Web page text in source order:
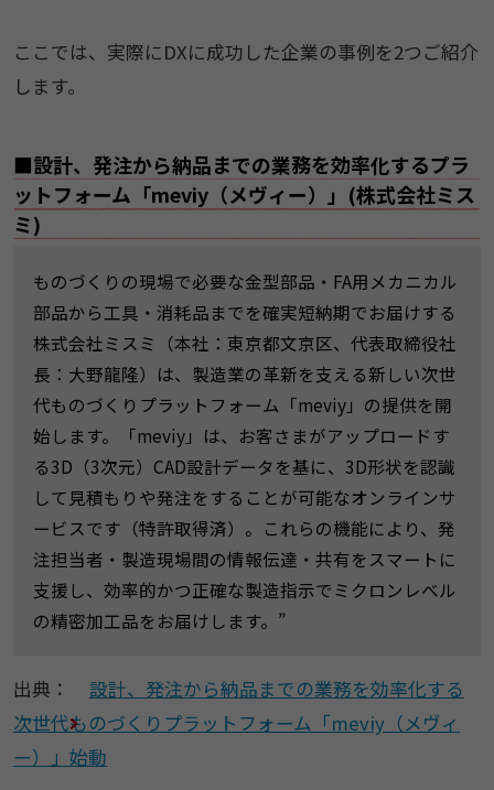
ここでは、実際にDXに成功した企業の事例を2つご紹介
します。
■設計、発注から納品までの業務を効率化するプラ
ットフォーム「meviy（メヴィー）」(株式会社ミス
ミ)
ものづくりの現場で必要な金型部品・FA用メカニカル
部品から工具・消耗品までを確実短納期でお届けする
株式会社ミスミ（本社：東京都文京区、代表取締役社
長：大野龍隆）は、製造業の革新を支える新しい次世
代ものづくりプラットフォーム「meviy」の提供を開
始します。「meviy」は、お客さまがアップロードす
る3D（3次元）CAD設計データを基に、3D形状を認識
して見積もりや発注をすることが可能なオンラインサ
ービスです（特許取得済）。これらの機能により、発
注担当者・製造現場間の情報伝達・共有をスマートに
支援し、効率的かつ正確な製造指示でミクロンレベル
の精密加工品をお届けします。”
出典：
設計、発注から納品までの業務を効率化する
次世代ものづくりプラットフォーム「meviy（メヴィ
ー）」始動